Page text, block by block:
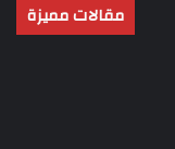
مقالات مميزة